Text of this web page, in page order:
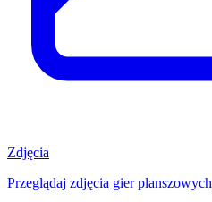
Zdjęcia
Przeglądaj zdjęcia gier planszowych